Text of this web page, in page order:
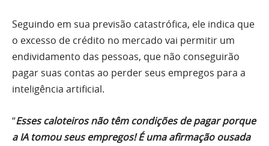
Seguindo em sua previsão catastrófica, ele indica que
o excesso de crédito no mercado vai permitir um
endividamento das pessoas, que não conseguirão
pagar suas contas ao perder seus empregos para a
inteligência artificial.
“Esses caloteiros não têm condições de pagar porque
a IA tomou seus empregos! É uma afirmação ousada